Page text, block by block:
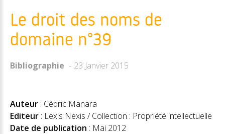
Le droit des noms de
domaine n°39
Bibliographie 23 Janvier 2015
Auteur : Cédric Manara
Editeur : Lexis Nexis / Collection : Propriété intellectuelle
Date de publication : Mai 2012